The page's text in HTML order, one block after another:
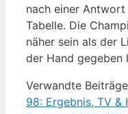
nach einer
Tabelle. Die
näher sein als der
der Hand gegeben
Verwandte
98: Ergebnis, TV &